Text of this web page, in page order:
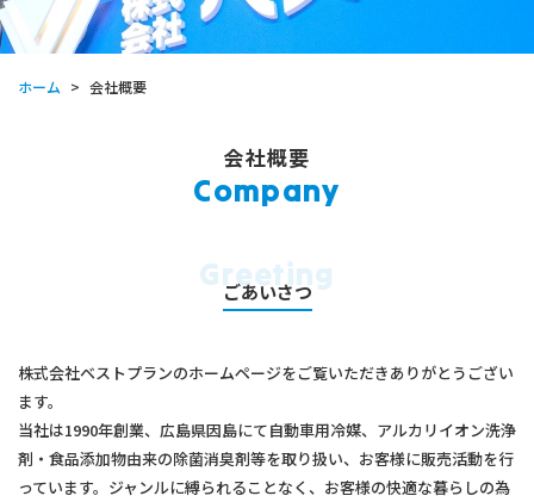
ホーム > 会社概要
会社概要
Company
Greeting
ごあいさつ
株式会社ベストプランのホームページをご覧いただきありがとうござい
ます。
当社は1990年創業、広島県因島にて自動車用冷媒、アルカリイオン洗浄
剤・食品添加物由来の除菌消臭剤等を取り扱い、お客様に販売活動を行
っています。ジャンルに縛られることなく、お客様の快適な暮らしの為